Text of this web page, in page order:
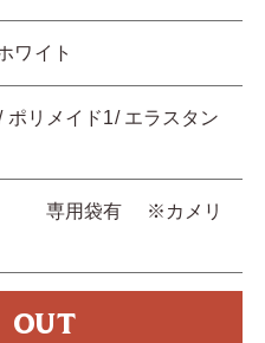
ワイト
ポリメイド1/ エラスタン
専用袋有 ※カメリ
OUT